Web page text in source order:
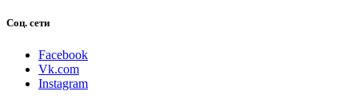
Соц. сети
Facebook
Vk.com
Instagram